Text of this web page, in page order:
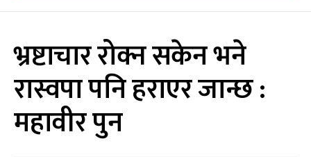
भ्रष्टाचार रोक्न सकेन भने
रास्वपा पनि हराएर जान्छ :
महावीर पुन